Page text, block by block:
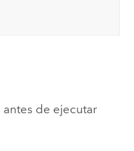
de ejecutar